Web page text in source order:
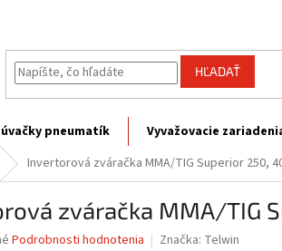
HĽADAŤ
pneumatík Vyvažovacie
Invertorová zváračka MMA/TIG Superior 250,
zváračka MMA/TIG
Podrobnosti hodnotenia Značka: Telwin